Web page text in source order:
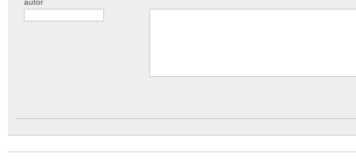
autor